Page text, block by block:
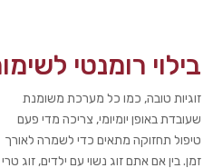
בילוי רומנטי
זוגיות טובה, כמו כל מערכת משומנת
שעובדת באופן יומיומי, צריכה מדי פעם
טיפול תחזוקה מתאים כדי לשמרה לאורך
זמן. בין אם אתם זוג נשוי עם ילדים, זוג טרי